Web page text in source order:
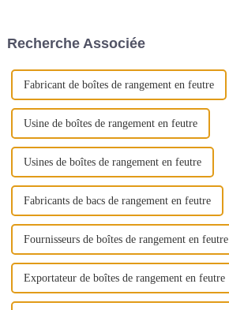
seulement un rôle essentiel
textiles, mais aussi dans la
fabrication de produits textiles.
Recherche Associée
Fabricant de boîtes de rangement en feutre
Usine de boîtes de rangement en feutre
Usines de boîtes de rangement en feutre
Fabricants de bacs de rangement en feutre
Fournisseurs de boîtes de rangement en feutre
Exportateur de boîtes de rangement en feutre